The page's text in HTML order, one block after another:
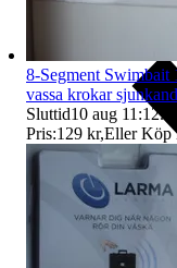
8-Segment Swimbait
vassa krokar
Sluttid10 aug 11:12.
Pris:129 kr,Eller Köp